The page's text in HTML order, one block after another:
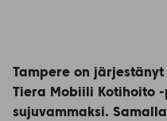
Tampere on
Tiera Mobiili Kotihoito
sujuvammaksi.